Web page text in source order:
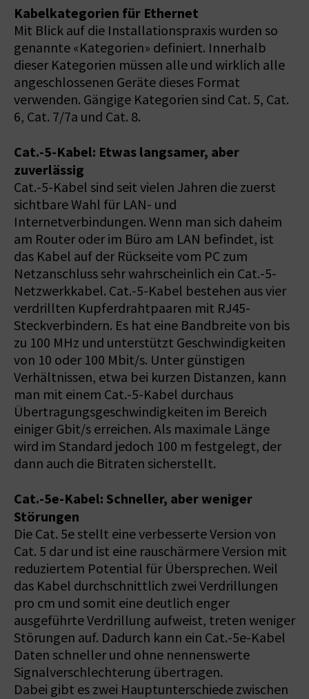
Kabelkategorien für Ethernet
Mit Blick auf die Installationspraxis wurden so
genannte «Kategorien» definiert. Innerhalb
dieser Kategorien müssen alle und wirklich alle
angeschlossenen Geräte dieses Format
verwenden. Gängige Kategorien sind Cat. 5, Cat.
6, Cat. 7/7a und Cat. 8.
Cat.-5-Kabel: Etwas langsamer, aber
zuverlässig
Cat.-5-Kabel sind seit vielen Jahren die zuerst
sichtbare Wahl für LAN- und
Internetverbindungen. Wenn man sich daheim
am Router oder im Büro am LAN befindet, ist
das Kabel auf der Rückseite vom PC zum
Netzanschluss sehr wahrscheinlich ein Cat.-5-
Netzwerkkabel. Cat.-5-Kabel bestehen aus vier
verdrillten Kupferdrahtpaaren mit RJ45-
Steckverbindern. Es hat eine Bandbreite von bis
zu 100 MHz und unterstützt Geschwindigkeiten
von 10 oder 100 Mbit/s. Unter günstigen
Verhältnissen, etwa bei kurzen Distanzen, kann
man mit einem Cat.-5-Kabel durchaus
Übertragungsgeschwindigkeiten im Bereich
einiger Gbit/s erreichen. Als maximale Länge
wird im Standard jedoch 100 m festgelegt, der
dann auch die Bitraten sicherstellt.
Cat.-5e-Kabel: Schneller, aber weniger
Störungen
Die Cat. 5e stellt eine verbesserte Version von
Cat. 5 dar und ist eine rauschärmere Version mit
reduziertem Potential für Übersprechen. Weil
das Kabel durchschnittlich zwei Verdrillungen
pro cm und somit eine deutlich enger
ausgeführte Verdrillung aufweist, treten weniger
Störungen auf. Dadurch kann ein Cat.-5e-Kabel
Daten schneller und ohne nennenswerte
Signalverschlechterung übertragen.
Dabei gibt es zwei Hauptunterschiede zwischen